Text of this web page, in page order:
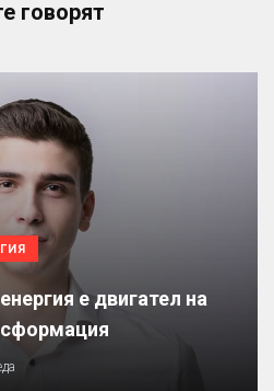
говорят
е двигател на